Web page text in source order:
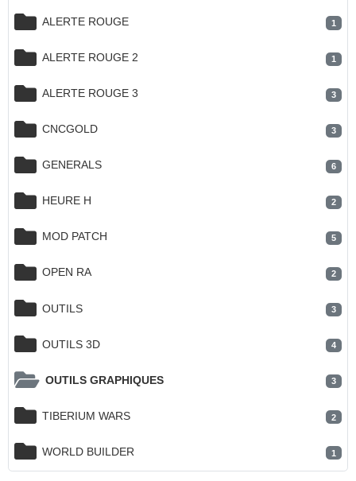
ALERTE ROUGE 1
ALERTE ROUGE 2 1
ALERTE ROUGE 3 3
CNCGOLD 3
GENERALS 6
HEURE H 2
MOD PATCH 5
OPEN RA 2
OUTILS 3
OUTILS 3D 4
OUTILS GRAPHIQUES 3
TIBERIUM WARS 2
WORLD BUILDER 1